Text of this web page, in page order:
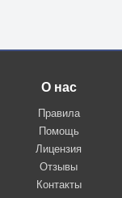
О нас
Правила
Помощь
Лицензия
Отзывы
Контакты